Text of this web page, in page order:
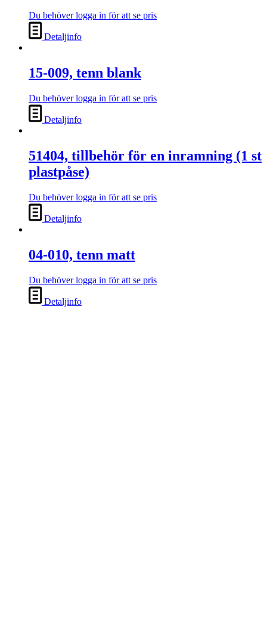
Du behöver logga in för att se pris
Detaljinfo
15-009, tenn blank
Du behöver logga in för att se pris
Detaljinfo
51404, tillbehör för en inramning (1 st
plastpåse)
Du behöver logga in för att se pris
Detaljinfo
04-010, tenn matt
Du behöver logga in för att se pris
Detaljinfo